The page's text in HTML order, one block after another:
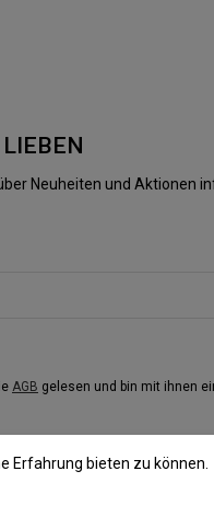
Neuheiten und Aktionen
AGB gelesen und bin mit ihnen
Erfahrung bieten zu können.